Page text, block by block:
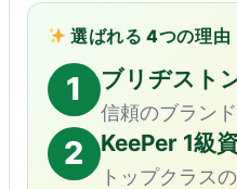
選ばれる 4つの理由
1 ブリヂスト
信頼のブラン
2 KeePer 1級
トップクラス